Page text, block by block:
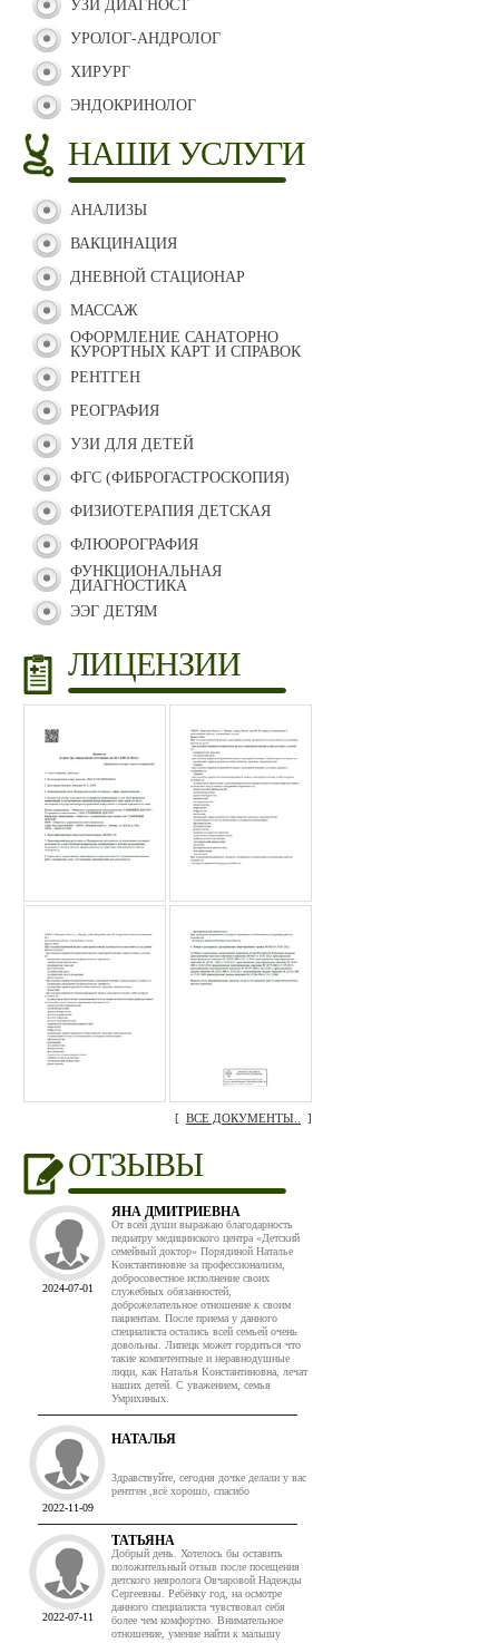
УЗИ ДИАГНОСТ
УРОЛОГ-АНДРОЛОГ
ХИРУРГ
ЭНДОКРИНОЛОГ
НАШИ УСЛУГИ
АНАЛИЗЫ
ВАКЦИНАЦИЯ
ДНЕВНОЙ СТАЦИОНАР
МАССАЖ
ОФОРМЛЕНИЕ САНАТОРНО
КУРОРТНЫХ КАРТ И СПРАВОК
РЕНТГЕН
РЕОГРАФИЯ
УЗИ ДЛЯ ДЕТЕЙ
ФГС (ФИБРОГАСТРОСКОПИЯ)
ФИЗИОТЕРАПИЯ ДЕТСКАЯ
ФЛЮОРОГРАФИЯ
ФУНКЦИОНАЛЬНАЯ
ДИАГНОСТИКА
ЭЭГ ДЕТЯМ
ЛИЦЕНЗИИ
[ ВСЕ ДОКУМЕНТЫ.. ]
ОТЗЫВЫ
2024-07-01
ЯНА ДМИТРИЕВНА
От всей души выражаю благодарность
педиатру медицинского центра «Детский
семейный доктор» Порядиной Наталье
Константиновне за профессионализм,
добросовестное исполнение своих
служебных обязанностей,
доброжелательное отношение к своим
пациентам. После приема у данного
специалиста остались всей семьей очень
довольны. Липецк может гордиться что
такие компетентные и неравнодушные
люди, как Наталья Константиновна, лечат
наших детей. С уважением, семья
Умрихиных.
2022-11-09
НАТАЛЬЯ
Здравствуйте, сегодня дочке делали у вас
рентген ,всё хорошо, спасибо
2022-07-11
ТАТЬЯНА
Добрый день. Хотелось бы оставить
положительный отзыв после посещения
детского невролога Овчаровой Надежды
Сергеевны. Ребёнку год, на осмотре
данного специалиста чувствовал себя
более чем комфортно. Внимательное
отношение, умение найти к малышу